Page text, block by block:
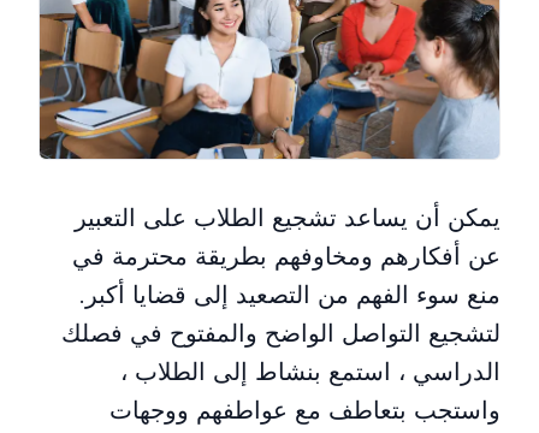
يمكن أن يساعد تشجيع الطلاب على التعبير
عن أفكارهم ومخاوفهم بطريقة محترمة في
منع سوء الفهم من التصعيد إلى قضايا أكبر.
لتشجيع التواصل الواضح والمفتوح في فصلك
الدراسي ، استمع بنشاط إلى الطلاب ،
واستجب بتعاطف مع عواطفهم ووجهات